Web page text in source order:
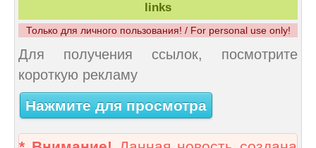
links
Только для личного пользования! / For personal use only!
Для получения ссылок, посмотрите
короткую рекламу
Нажмите для просмотра